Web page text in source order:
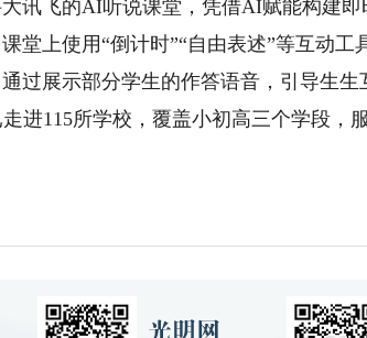
飞的AI听说课堂，凭借AI赋能构建即
堂上使用“倒计时”“自由表述”等互动工
过展示部分学生的作答语音，引导生生
115所学校，覆盖小初高三个学段，